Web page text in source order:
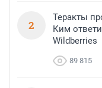
2
Теракты
Ким
Wildberries
89 815